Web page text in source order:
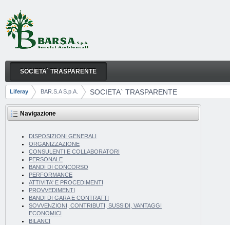
Salta al contenuto
SOCIETA` TRASPARENTE
Navigazione
SOCIETA` TRASPARENTE
Breadcrumb
Liferay BAR.S.A S.p.A. SOCIETA` TRASPARENTE
Navigazione
DISPOSIZIONI GENERALI
ORGANIZZAZIONE
CONSULENTI E COLLABORATORI
PERSONALE
BANDI DI CONCORSO
PERFORMANCE
ATTIVITA' E PROCEDIMENTI
PROVVEDIMENTI
BANDI DI GARA E CONTRATTI
SOVVENZIONI, CONTRIBUTI, SUSSIDI, VANTAGGI
ECONOMICI
BILANCI